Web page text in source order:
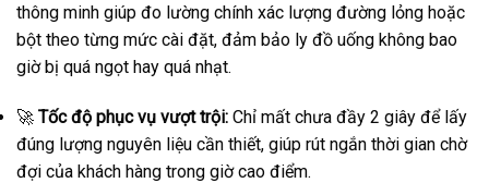
thông minh giúp đo lường chính xác lượng đường lỏng hoặc
bột theo từng mức cài đặt, đảm bảo ly đồ uống không bao
giờ bị quá ngọt hay quá nhạt.
🚀 Tốc độ phục vụ vượt trội: Chỉ mất chưa đầy 2 giây để lấy
đúng lượng nguyên liệu cần thiết, giúp rút ngắn thời gian chờ
đợi của khách hàng trong giờ cao điểm.